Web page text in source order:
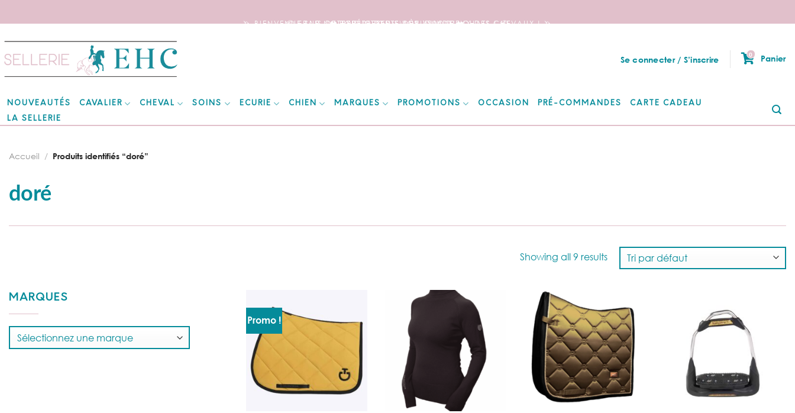
🦄 BIENVENUE SUR NOTRE SITE DEDIE AUX AMOUREUX DES CHEVAUX ! 🦄
📦 FRAIS DE PORT OFFERTS DÈS 150€ D’ACHATS ! 📦
❤️ EXPÉDITIONS WORLDWIDE ❤️
to
content
Se connecter / S’inscrire
0 Panier
NOUVEAUTÉS CAVALIER CHEVAL SOINS ECURIE CHIEN MARQUES PROMOTIONS OCCASION PRÉ-COMMANDES
CARTE CADEAU
LA SELLERIE
doré
Accueil / Produits identifiés “doré”
Showing all 9 results
MARQUES
Promo !